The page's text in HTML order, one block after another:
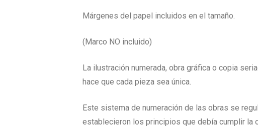
Márgenes del papel incluidos en el tamaño.
(Marco NO incluido)
La ilustración numerada, obra gráfica o copia
hace que cada pieza sea única.
Este sistema de numeración de las obras se
establecieron los principios que debía cumplir la